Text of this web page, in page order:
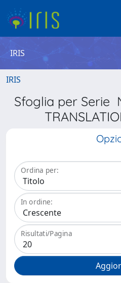
IRIS
IRIS
Sfoglia per Serie
Ordina per:
In ordine:
Risultati/Pagina